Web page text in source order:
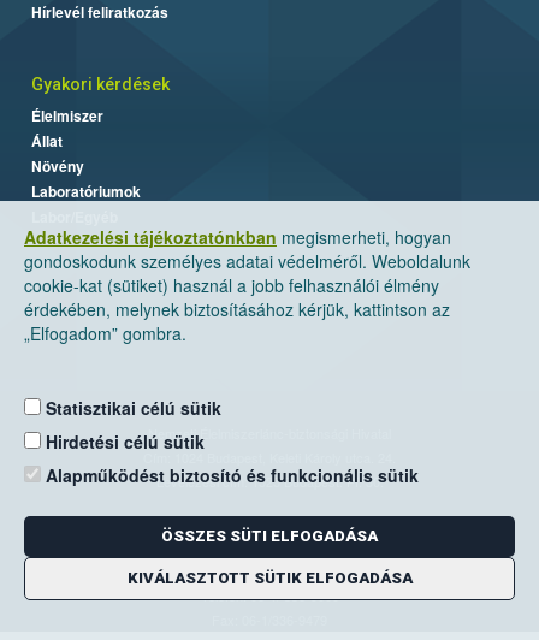
Adatkezelési tájékoztatónkban megismerheti, hogyan
gondoskodunk személyes adatai védelméről. Weboldalunk
cookie-kat (sütiket) használ a jobb felhasználói élmény
érdekében, melynek biztosításához kérjük, kattintson az
„Elfogadom” gombra.
Statisztikai célú sütik
Hirdetési célú sütik
Alapműködést biztosító és funkcionális sütik
ÖSSZES SÜTI ELFOGADÁSA
KIVÁLASZTOTT SÜTIK ELFOGADÁSA
Hírlevél feliratkozás
Gyakori kérdések
Élelmiszer
Állat
Növény
Laboratóriumok
Nemzeti Élelmiszerlánc-biztonsági Hivatal
Levelezési cím: 1525 Budapest. Pf. 30.
E-mail:ugyfelszolgalat@nebih.gov.hu
Zöld szám: 06-80/263-244
Telefon: 06-1/ 336-9000